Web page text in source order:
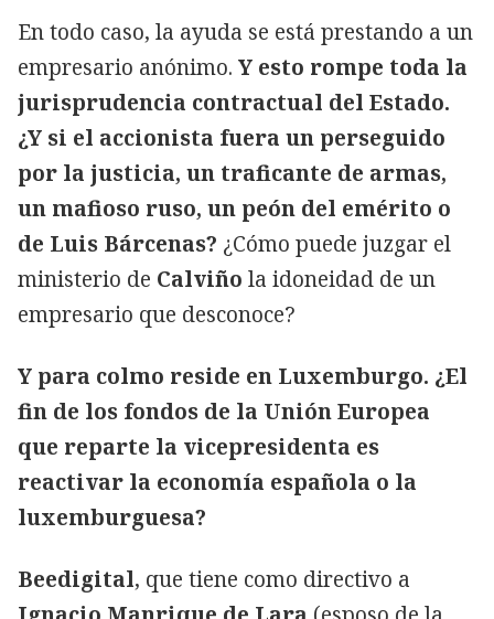
En todo caso, la ayuda se está prestando a un
empresario anónimo. Y esto rompe toda la
jurisprudencia contractual del Estado.
¿Y si el accionista fuera un perseguido
por la justicia, un traficante de armas,
un mafioso ruso, un peón del emérito o
de Luis Bárcenas? ¿Cómo puede juzgar el
ministerio de Calviño la idoneidad de un
empresario que desconoce?
Y para colmo reside en Luxemburgo. ¿El
fin de los fondos de la Unión Europea
que reparte la vicepresidenta es
reactivar la economía española o la
luxemburguesa?
Beedigital, que tiene como directivo a